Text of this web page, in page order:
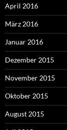
April 2016
März 2016
Januar 2016
Dezember 2015
November 2015
Oktober 2015
August 2015